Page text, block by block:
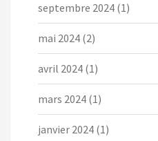
septembre 2024 (1)
mai 2024 (2)
avril 2024 (1)
mars 2024 (1)
janvier 2024 (1)